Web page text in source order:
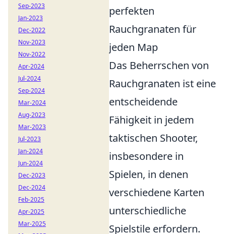
perfekten
Rauchgranaten für
jeden Map
Das Beherrschen von
Rauchgranaten ist eine
entscheidende
Fähigkeit in jedem
taktischen Shooter,
insbesondere in
Spielen, in denen
verschiedene Karten
unterschiedliche
Spielstile erfordern.
Sep-2023
Jan-2023
Dec-2022
Nov-2023
Nov-2022
Apr-2024
Jul-2024
Sep-2024
Mar-2024
Aug-2023
Mar-2023
Jul-2023
Jan-2024
Jun-2024
Dec-2023
Dec-2024
Feb-2025
Apr-2025
Mar-2025